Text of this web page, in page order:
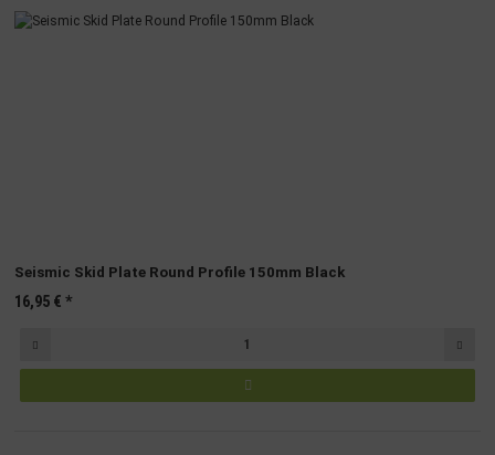
Seismic Skid Plate Round Profile 150mm Black
16,95 € *